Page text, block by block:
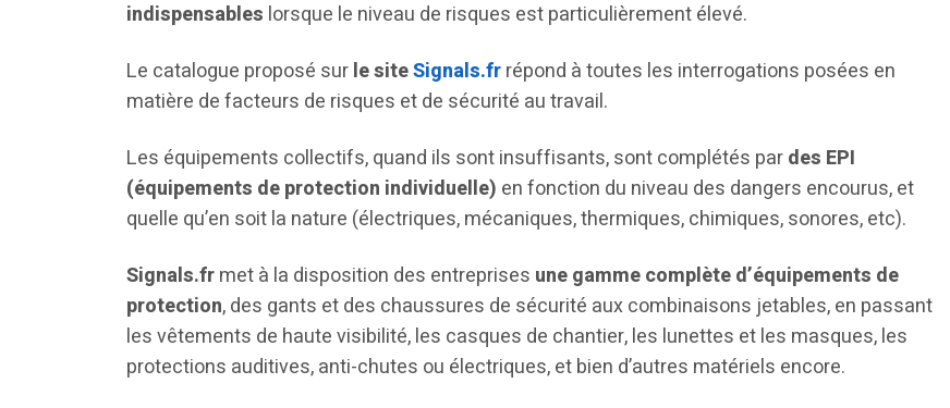
indispensables lorsque le niveau de risques est particulièrement élevé.
Le catalogue proposé surle siteSignals.frrépond à toutes les interrogations posées en
matière de facteurs de risques et de sécurité au travail.
Les équipements collectifs, quand ils sont insuffisants, sont complétés pardes EPI
(équipements de protection individuelle) en fonction du niveau des dangers encourus, et
quelle qu’en soit la nature (électriques, mécaniques, thermiques, chimiques, sonores, etc).
Signals.frmet à la disposition des entreprises une gamme complète d’équipements de
protection, des gants et des chaussures de sécurité aux combinaisons jetables, en passant
les vêtements de haute visibilité, les casques de chantier, les lunettes et les masques, les
protections auditives, anti-chutes ou électriques, et bien d’autres matériels encore.